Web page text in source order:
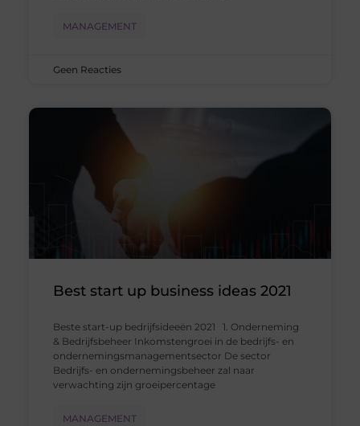
MANAGEMENT
Geen Reacties
Best start up business ideas 2021
Beste start-up bedrijfsideeën 2021 1. Onderneming
& Bedrijfsbeheer Inkomstengroei in de bedrijfs- en
ondernemingsmanagementsector De sector
Bedrijfs- en ondernemingsbeheer zal naar
verwachting zijn groeipercentage
MANAGEMENT